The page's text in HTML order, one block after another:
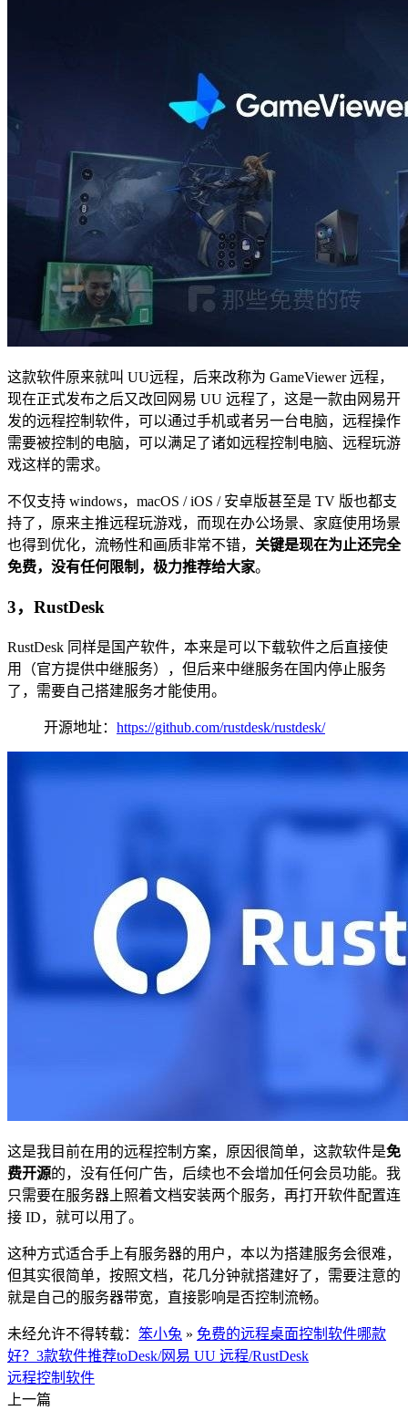
这款软件原来就叫 UU远程，后来改称为 GameViewer 远程，
现在正式发布之后又改回网易 UU 远程了，这是一款由网易开
发的远程控制软件，可以通过手机或者另一台电脑，远程操作
需要被控制的电脑，可以满足了诸如远程控制电脑、远程玩游
戏这样的需求。
不仅支持 windows，macOS / iOS / 安卓版甚至是 TV 版也都支
持了，原来主推远程玩游戏，而现在办公场景、家庭使用场景
也得到优化，流畅性和画质非常不错， 关键是现在为止还完全
免费，没有任何限制，极力推荐给大家。
3，RustDesk
RustDesk 同样是国产软件，本来是可以下载软件之后直接使
用（官方提供中继服务），但后来中继服务在国内停止服务
了，需要自己搭建服务才能使用。
开源地址： https://github.com/rustdesk/rustdesk/
这是我目前在用的远程控制方案，原因很简单，这款软件是免
费开源的，没有任何广告，后续也不会增加任何会员功能。我
只需要在服务器上照着文档安装两个服务，再打开软件配置连
接 ID，就可以用了。
这种方式适合手上有服务器的用户，本以为搭建服务会很难，
但其实很简单，按照文档，花几分钟就搭建好了，需要注意的
就是自己的服务器带宽，直接影响是否控制流畅。
未经允许不得转载： 笨小兔 » 免费的远程桌面控制软件哪款
好？3款软件推荐toDesk/网易 UU 远程/RustDesk
远程控制软件
上一篇